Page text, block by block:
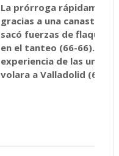
La prórroga
gracias a una canasta
sacó fuerzas de
en el tanteo (66-66).
experiencia de las
volara a Valladolid (66-